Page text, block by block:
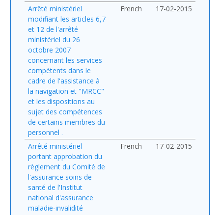
Arrêté ministériel
modifiant les articles 6,7
et 12 de l'arrêté
ministériel du 26
octobre 2007
concernant les services
compétents dans le
cadre de l'assistance à
la navigation et "MRCC"
et les dispositions au
sujet des compétences
de certains membres du
personnel .
French 17-02-2015
Arrêté ministériel
portant approbation du
règlement du Comité de
l'assurance soins de
santé de l'Institut
national d'assurance
maladie-invalidité
French 17-02-2015